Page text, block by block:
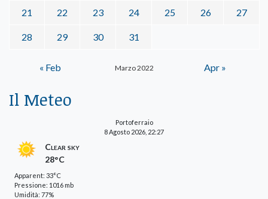
Marzo 2022
21 22 23 24 25 26 27
28 29 30 31
« Feb Apr »
Il Meteo
Portoferraio
8 Agosto 2026, 22:27
Clear sky
28°C
Apparent: 33°C
Pressione: 1016 mb
Umidità: 77%